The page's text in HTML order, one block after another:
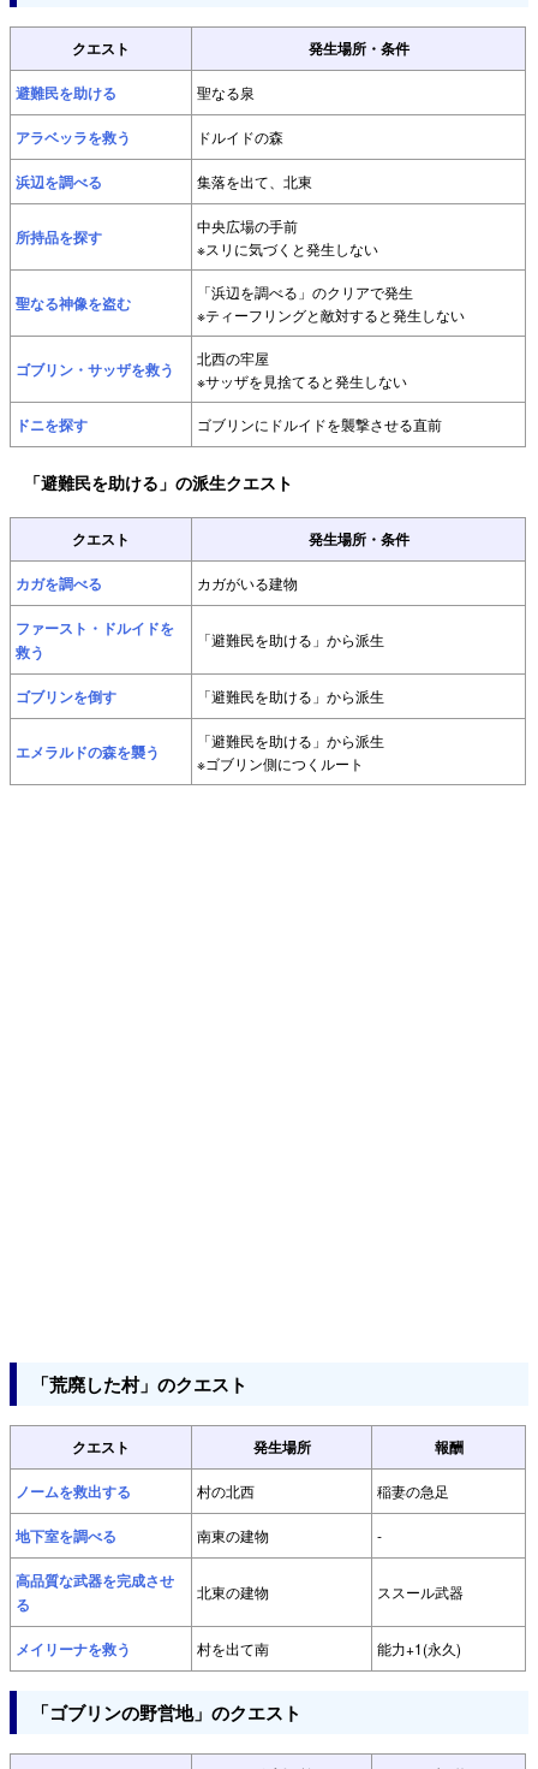
クエスト 発生場所・条件
避難民を助ける 聖なる泉
アラベッラを救う ドルイドの森
浜辺を調べる 集落を出て、北東
所持品を探す
中央広場の手前
※スリに気づくと発生しない
聖なる神像を盗む
「浜辺を調べる」のクリアで発生
※ティーフリングと敵対すると発生しない
ゴブリン・サッザを救う
北西の牢屋
※サッザを見捨てると発生しない
ドニを探す ゴブリンにドルイドを襲撃させる直前
「避難民を助ける」の派生クエスト
クエスト 発生場所・条件
カガを調べる カガがいる建物
ファースト・ドルイドを
救う
「避難民を助ける」から派生
ゴブリンを倒す 「避難民を助ける」から派生
エメラルドの森を襲う
「避難民を助ける」から派生
※ゴブリン側につくルート
「荒廃した村」のクエスト
クエスト 発生場所 報酬
ノームを救出する 村の北西 稲妻の急足
地下室を調べる 南東の建物 -
高品質な武器を完成させ
る
北東の建物 ススール武器
メイリーナを救う 村を出て南 能力+1(永久)
「ゴブリンの野営地」のクエスト